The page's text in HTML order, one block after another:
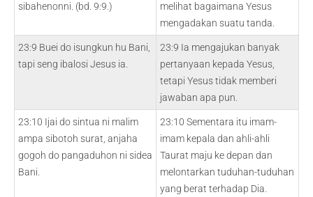
sibahenonni. (bd. 9:9.)
melihat bagaimana Yesus
mengadakan suatu tanda.
23:9 Buei do isungkun hu Bani,
tapi seng ibalosi Jesus ia.
23:9 Ia mengajukan banyak
pertanyaan kepada Yesus,
tetapi Yesus tidak memberi
jawaban apa pun.
23:10 Ijai do sintua ni malim
ampa sibotoh surat, anjaha
gogoh do pangaduhon ni sidea
Bani.
23:10 Sementara itu imam-
imam kepala dan ahli-ahli
Taurat maju ke depan dan
melontarkan tuduhan-tuduhan
yang berat terhadap Dia.